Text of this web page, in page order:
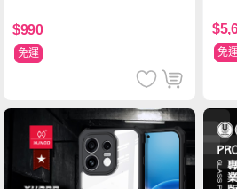
$990
免運 免